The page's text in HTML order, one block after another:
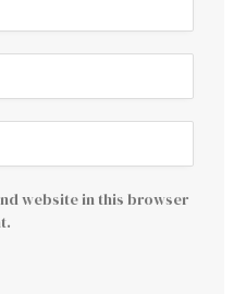
website in this browser